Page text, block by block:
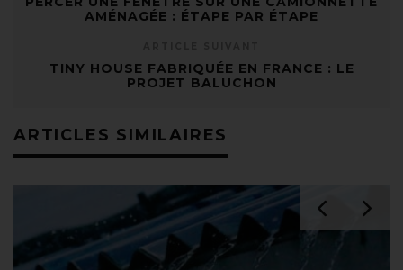
AMÉNAGÉE : ÉTAPE PAR ÉTAPE
TINY HOUSE FABRIQUÉE EN FRANCE : LE
PROJET BALUCHON
ARTICLES SIMILAIRES